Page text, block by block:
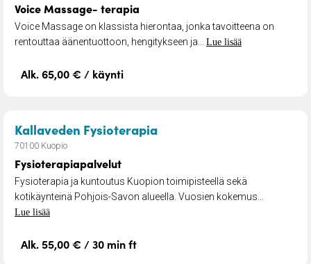
Voice Massage- terapia
Voice Massage on klassista hierontaa, jonka tavoitteena on
rentouttaa äänentuottoon, hengitykseen ja... Lue lisää
Alk. 65,00 € / käynti
Kallaveden Fysioterapia– Fysioterapiapalvelut
70100 Kuopio
Fysioterapiapalvelut
Fysioterapia ja kuntoutus Kuopion toimipisteellä sekä
kotikäynteinä Pohjois-Savon alueella. Vuosien kokemus...
Lue lisää
Alk. 55,00 € / 30 min ft